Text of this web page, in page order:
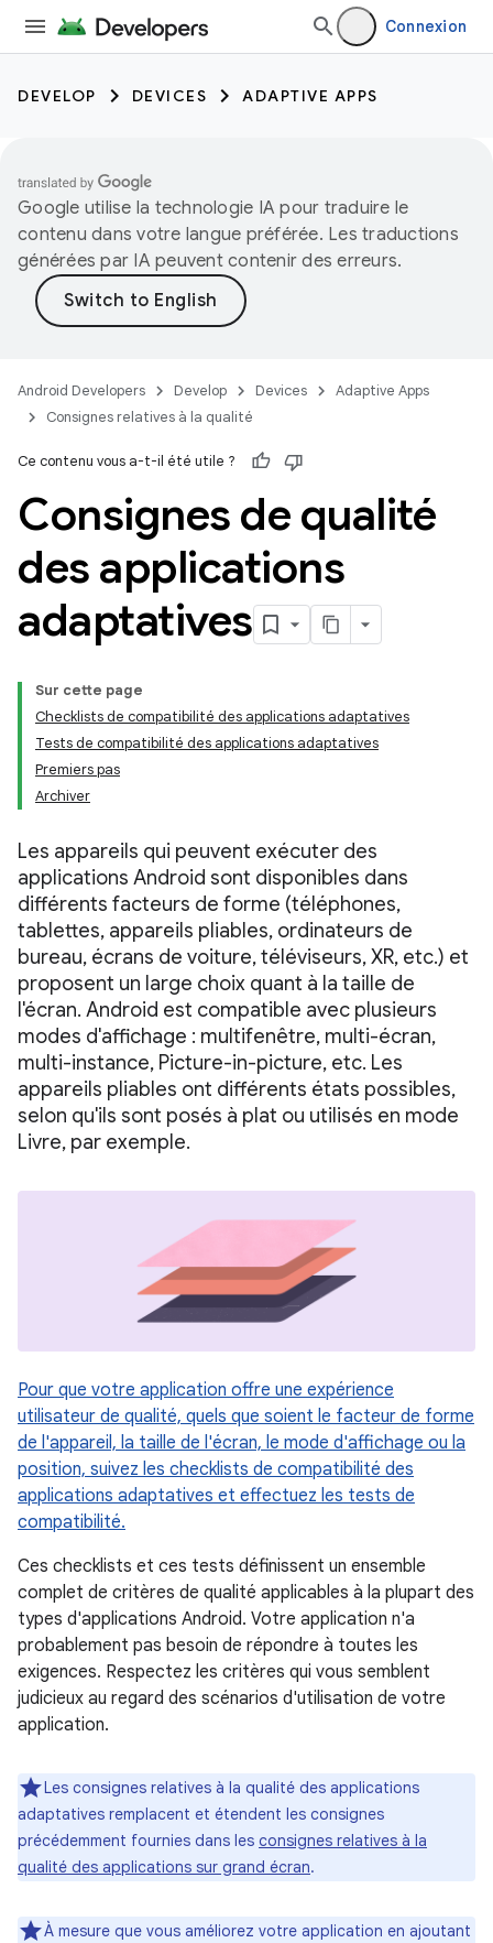
Connexion
DEVELOP DEVICES ADAPTIVE APPS
Google utilise la technologie IA pour traduire le
contenu dans votre langue préférée. Les traductions
générées par IA peuvent contenir des erreurs.
Android Developers Develop Devices
Adaptive Apps
Consignes relatives à la qualité
Ce contenu vous a-t-il été utile ?
Consignes de qualité
des applications
adaptatives
Sur cette page
Checklists de compatibilité des applications adaptatives
Tests de compatibilité des applications adaptatives
Premiers pas
Archiver
Les appareils qui peuvent exécuter des
applications Android sont disponibles dans
différents facteurs de forme (téléphones,
tablettes, appareils pliables, ordinateurs de
bureau, écrans de voiture, téléviseurs, XR, etc.) et
proposent un large choix quant à la taille de
l'écran. Android est compatible avec plusieurs
modes d'affichage : multifenêtre, multi-écran,
multi-instance, Picture-in-picture, etc. Les
appareils pliables ont différents états possibles,
selon qu'ils sont posés à plat ou utilisés en mode
Livre, par exemple.
Pour que votre application offre une expérience
utilisateur de qualité, quels que soient le facteur de forme
de l'appareil, la taille de l'écran, le mode d'affichage ou la
position, suivez les checklists de compatibilité des
applications adaptatives et effectuez les tests de
compatibilité.
Ces checklists et ces tests définissent un ensemble
complet de critères de qualité applicables à la plupart des
types d'applications Android. Votre application n'a
probablement pas besoin de répondre à toutes les
exigences. Respectez les critères qui vous semblent
judicieux au regard des scénarios d'utilisation de votre
application.
Les consignes relatives à la qualité des applications
adaptatives remplacent et étendent les consignes
précédemment fournies dans les consignes relatives à la
qualité des applications sur grand écran.
À mesure que vous améliorez votre application en ajoutant